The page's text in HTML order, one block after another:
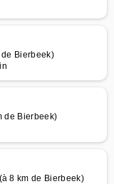
Bierbeek)
de Bierbeek)
8 km de Bierbeek)